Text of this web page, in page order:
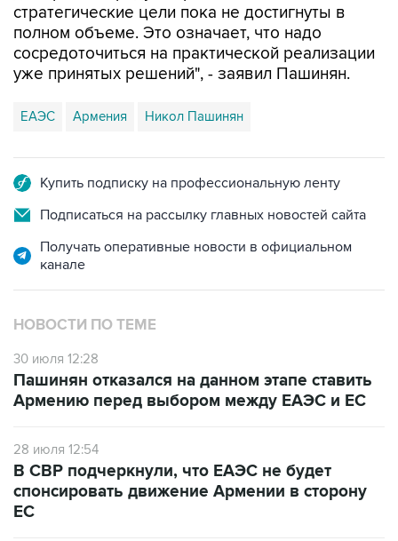
стратегические цели пока не достигнуты в
полном объеме. Это означает, что надо
сосредоточиться на практической реализации
уже принятых решений", - заявил Пашинян.
ЕАЭС Армения Никол Пашинян
Купить подписку на профессиональную ленту
Подписаться на рассылку главных новостей сайта
Получать оперативные новости в официальном
канале
НОВОСТИ ПО ТЕМЕ
30 июля 12:28
Пашинян отказался на данном этапе ставить
Армению перед выбором между ЕАЭС и ЕС
28 июля 12:54
В СВР подчеркнули, что ЕАЭС не будет
спонсировать движение Армении в сторону
ЕС